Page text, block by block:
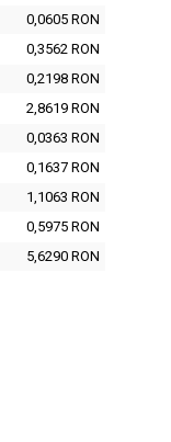
0,0605 RON
0,3562 RON
0,2198 RON
2,8619 RON
0,0363 RON
0,1637 RON
1,1063 RON
0,5975 RON
5,6290 RON